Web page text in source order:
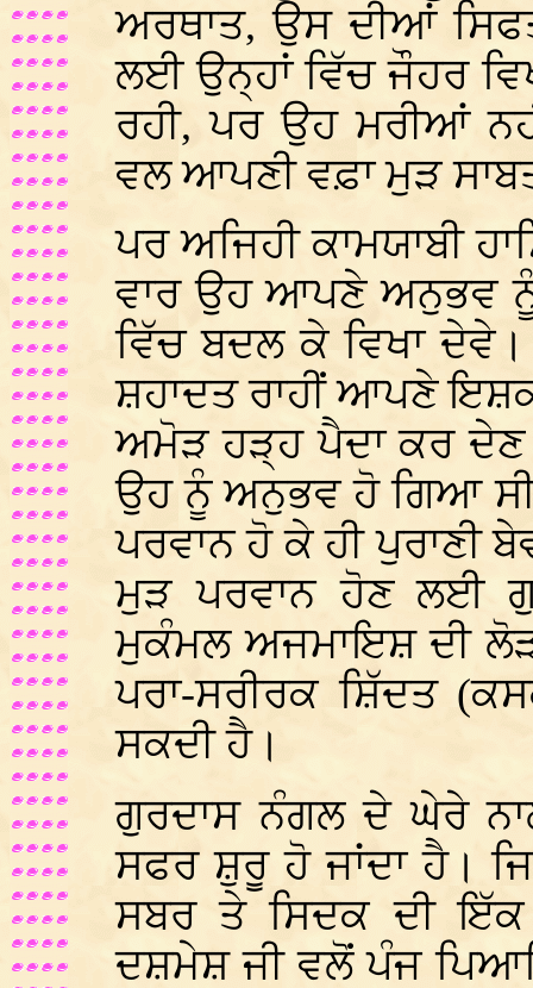
ਅਰਥਾਤ, ਉਸ ਦੀਆਂ
ਲਈ ਉਨ੍ਹਾਂ ਵਿੱਚ ਜੌਹਰ
ਰਹੀ, ਪਰ ਉਹ ਮਰੀਆਂ
ਵਲ ਆਪਣੀ ਵਫ਼ਾ ਮੁੜ
ਪਰ ਅਜਿਹੀ ਕਾਮਯਾਬੀ
ਵਾਰ ਉਹ ਆਪਣੇ ਅਨੁਭਵ ਨੂੰ
ਵਿੱਚ ਬਦਲ ਕੇ ਵਿਖਾ
ਸ਼ਹਾਦਤ ਰਾਹੀਂ ਆਪਣੇ
ਅਮੋੜ ਹੜ੍ਹ ਪੈਦਾ ਕਰ ਦੇਣ
ਉਹ ਨੂੰ ਅਨੁਭਵ ਹੋ ਗਿਆ
ਪਰਵਾਨ ਹੋ ਕੇ ਹੀ ਪੁਰਾਣੀ
ਮੁੜ ਪਰਵਾਨ ਹੋਣ ਲਈ
ਮੁਕੰਮਲ ਅਜਮਾਇਸ਼ ਦੀ ਲੋੜ
ਪਰਾ-ਸਰੀਰਕ ਸ਼ਿੱਦਤ
ਸਕਦੀ ਹੈ।
ਗੁਰਦਾਸ ਨੰਗਲ ਦੇ ਘੇਰੇ
ਸਫਰ ਸ਼ੁਰੂ ਹੋ ਜਾਂਦਾ ਹੈ।
ਸਬਰ ਤੇ ਸਿਦਕ ਦੀ ਇੱਕ
ਦਸ਼ਮੇਸ਼ ਜੀ ਵਲੋਂ ਪੰਜ